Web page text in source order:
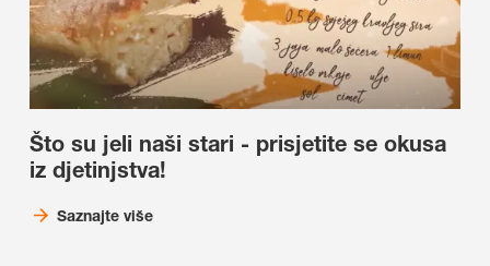
Što su jeli naši stari - prisjetite se okusa
iz djetinjstva!
Saznajte više